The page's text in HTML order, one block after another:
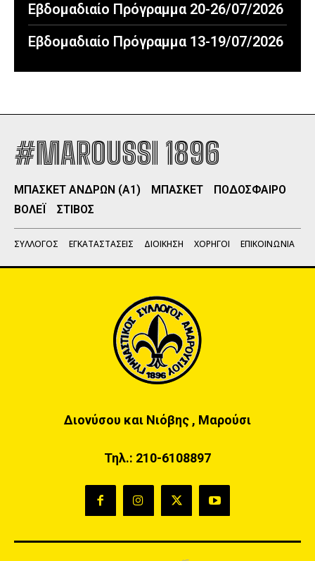
Εβδομαδιαίο Πρόγραμμα 20-26/07/2026
Εβδομαδιαίο Πρόγραμμα 13-19/07/2026
#MAROUSSI 1896
ΜΠΑΣΚΕΤ ΑΝΔΡΩΝ (Α1) ΜΠΑΣΚΕΤ
ΠΟΔΟΣΦΑΙΡΟ
ΒΟΛΕΪ
ΣΤΙΒΟΣ
ΣΥΛΛΟΓΟΣ ΕΓΚΑΤΑΣΤΑΣΕΙΣ ΔΙΟΙΚΗΣΗ ΧΟΡΗΓΟΙ ΕΠΙΚΟΙΝΩΝΙΑ
Διονύσου και Νιόβης , Μαρούσι
Τηλ.: 210-6108897